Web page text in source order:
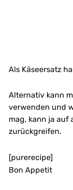
Als Käseersatz
Alternativ kann
verwenden und
mag, kann ja auf
zurückgreifen.
[purerecipe]
Bon Appetit